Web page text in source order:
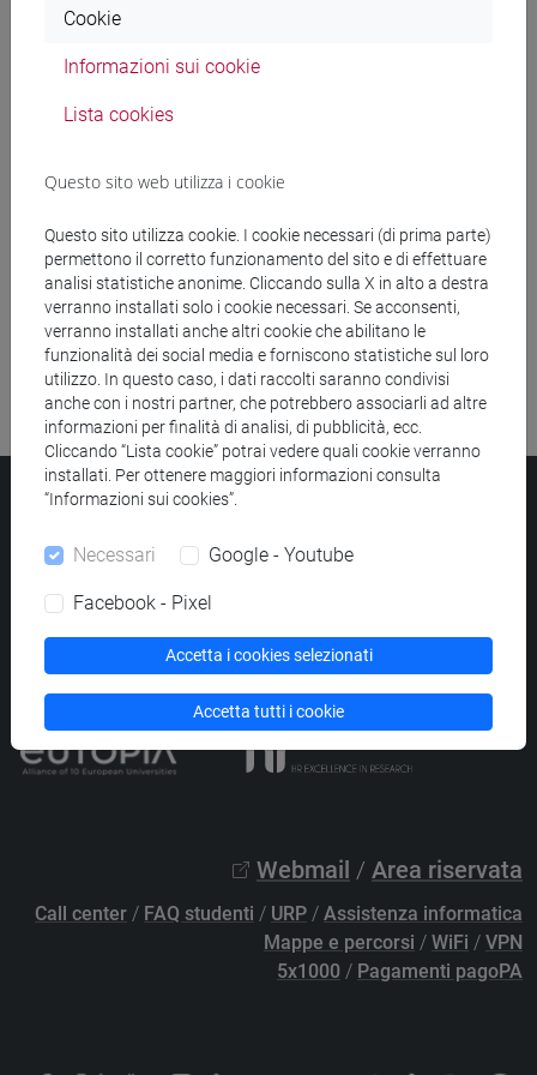
Ricerca insegnamenti
Ricerca pubblicazioni
Ricerca risorse bibliografiche
Università Ca’ Foscari
PECprotocollo@pec.unive.it
Privacy/Cookies/Credits e note legali
Elenco siti tematici
Webmail / Area riservata
Call center / FAQ studenti / URP / Assistenza informatica
Mappe e percorsi / WiFi / VPN
5x1000 / Pagamenti pagoPA
Cookie
Informazioni sui cookie
Lista cookies
Questo sito web utilizza i cookie
Questo sito utilizza cookie. I cookie necessari (di prima parte)
permettono il corretto funzionamento del sito e di effettuare
analisi statistiche anonime. Cliccando sulla X in alto a destra
verranno installati solo i cookie necessari. Se acconsenti,
verranno installati anche altri cookie che abilitano le
funzionalità dei social media e forniscono statistiche sul loro
utilizzo. In questo caso, i dati raccolti saranno condivisi
anche con i nostri partner, che potrebbero associarli ad altre
informazioni per finalità di analisi, di pubblicità, ecc.
Cliccando “Lista cookie” potrai vedere quali cookie verranno
installati. Per ottenere maggiori informazioni consulta
“Informazioni sui cookies”.
Necessari Google - Youtube
Facebook - Pixel
Accetta i cookies selezionati
Accetta tutti i cookie